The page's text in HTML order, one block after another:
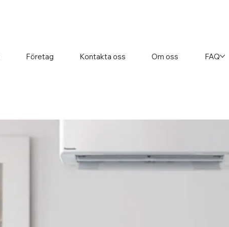
Företag Kontakta oss Om oss FAQ